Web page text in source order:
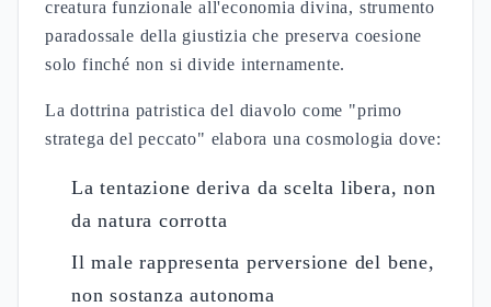
creatura funzionale all'economia divina, strumento
paradossale della giustizia che preserva coesione
solo finché non si divide internamente.
La dottrina patristica del diavolo come "primo
stratega del peccato" elabora una cosmologia dove:
La tentazione deriva da scelta libera, non
da natura corrotta
Il male rappresenta perversione del bene,
non sostanza autonoma